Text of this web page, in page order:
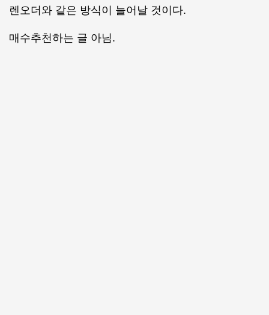
렌오더와 같은 방식이 늘어날 것이다.
매수추천하는 글 아님.